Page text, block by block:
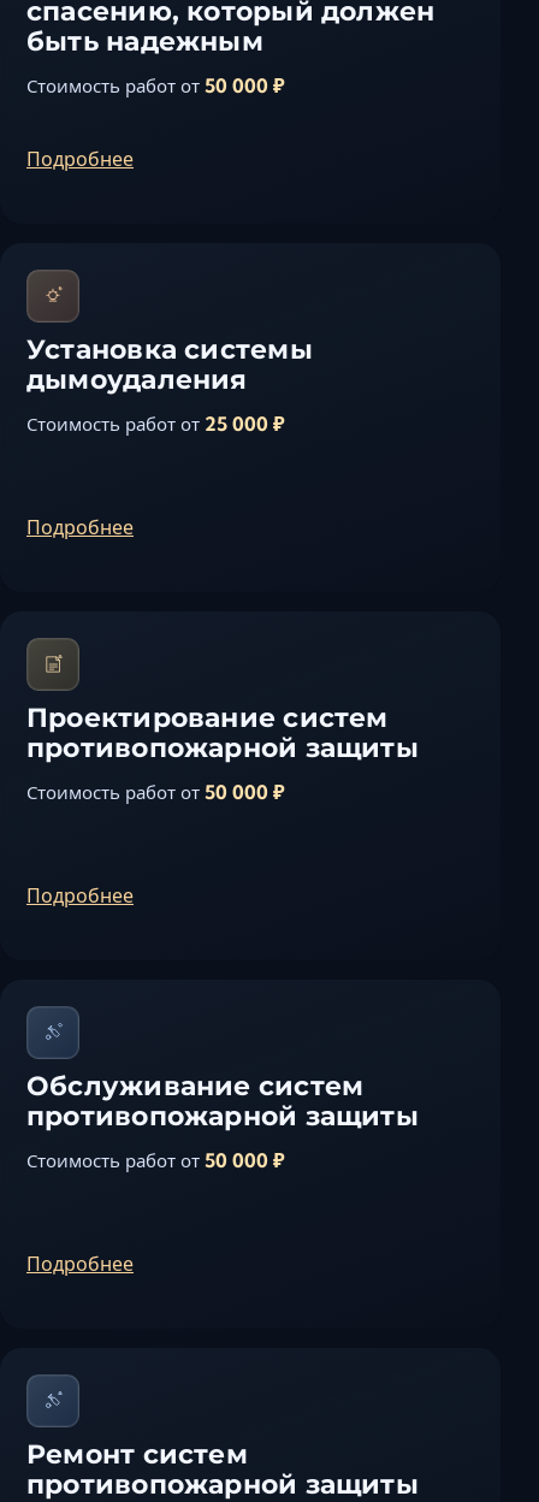
спасению, который должен
быть надежным
Стоимость работ от 50 000 ₽
Подробнее
Установка системы
дымоудаления
Стоимость работ от 25 000 ₽
Подробнее
Проектирование систем
противопожарной защиты
Стоимость работ от 50 000 ₽
Подробнее
Обслуживание систем
противопожарной защиты
Стоимость работ от 50 000 ₽
Подробнее
Ремонт систем
противопожарной защиты